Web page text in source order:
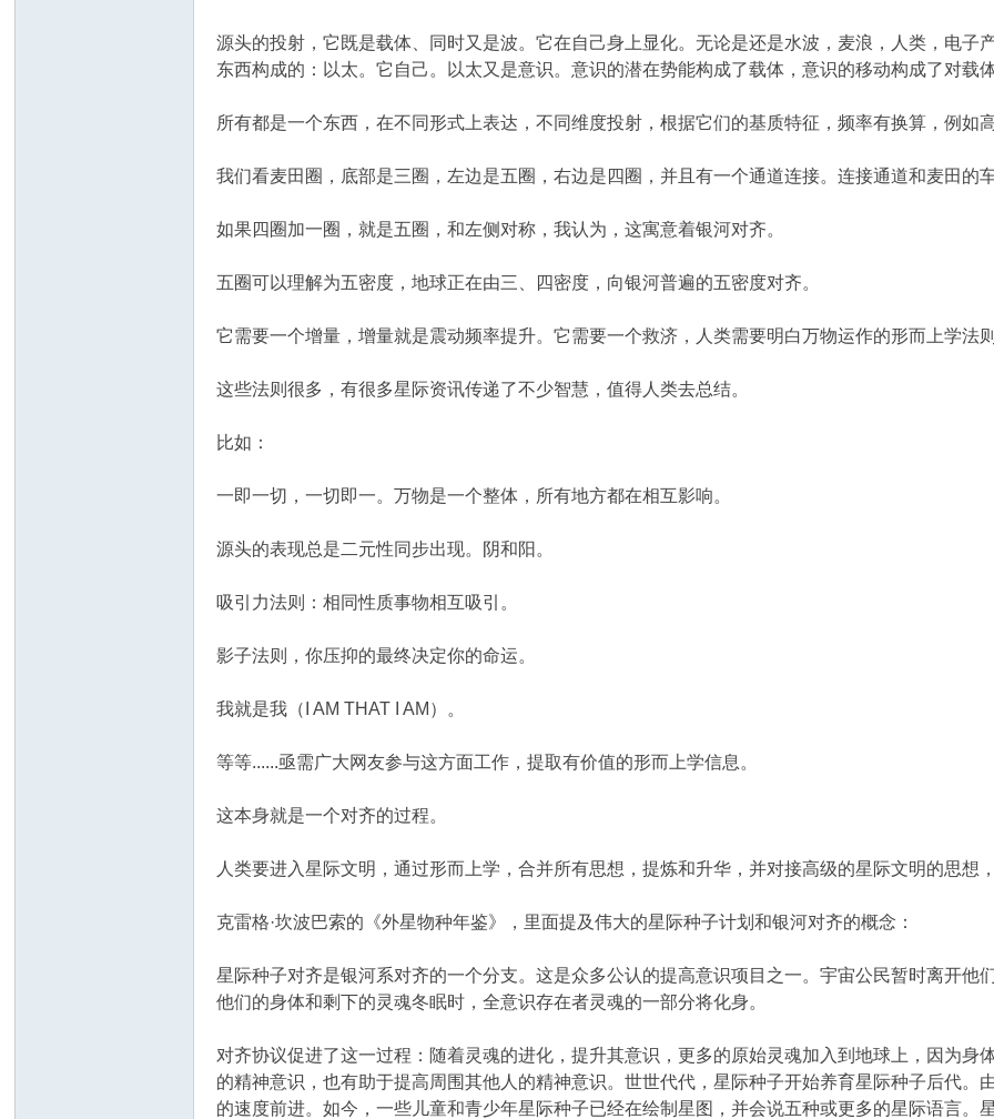
源头的投射，它既是载体、同时又是波。它在自己身上显化。无论是还是水波，麦浪，人类，电子
东西构成的：以太。它自己。以太又是意识。意识的潜在势能构成了载体，意识的移动构成了对载
所有都是一个东西，在不同形式上表达，不同维度投射，根据它们的基质特征，频率有换算，例如高
我们看麦田圈，底部是三圈，左边是五圈，右边是四圈，并且有一个通道连接。连接通道和麦田的
如果四圈加一圈，就是五圈，和左侧对称，我认为，这寓意着银河对齐。
五圈可以理解为五密度，地球正在由三、四密度，向银河普遍的五密度对齐。
它需要一个增量，增量就是震动频率提升。它需要一个救济，人类需要明白万物运作的形而上学法则
这些法则很多，有很多星际资讯传递了不少智慧，值得人类去总结。
比如：
一即一切，一切即一。万物是一个整体，所有地方都在相互影响。
源头的表现总是二元性同步出现。阴和阳。
吸引力法则：相同性质事物相互吸引。
影子法则，你压抑的最终决定你的命运。
我就是我（I AM THAT I AM）。
等等......亟需广大网友参与这方面工作，提取有价值的形而上学信息。
这本身就是一个对齐的过程。
人类要进入星际文明，通过形而上学，合并所有思想，提炼和升华，并对接高级的星际文明的思想
克雷格·坎波巴索的《外星物种年鉴》，里面提及伟大的星际种子计划和银河对齐的概念：
星际种子对齐是银河系对齐的一个分支。这是众多公认的提高意识项目之一。宇宙公民暂时离开他
他们的身体和剩下的灵魂冬眠时，全意识存在者灵魂的一部分将化身。
对齐协议促进了这一过程：随着灵魂的进化，提升其意识，更多的原始灵魂加入到地球上，因为身
的精神意识，也有助于提高周围其他人的精神意识。世世代代，星际种子开始养育星际种子后代。
的速度前进。如今，一些儿童和青少年星际种子已经在绘制星图，并会说五种或更多的星际语言。